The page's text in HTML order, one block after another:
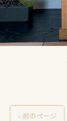
< 前のページ